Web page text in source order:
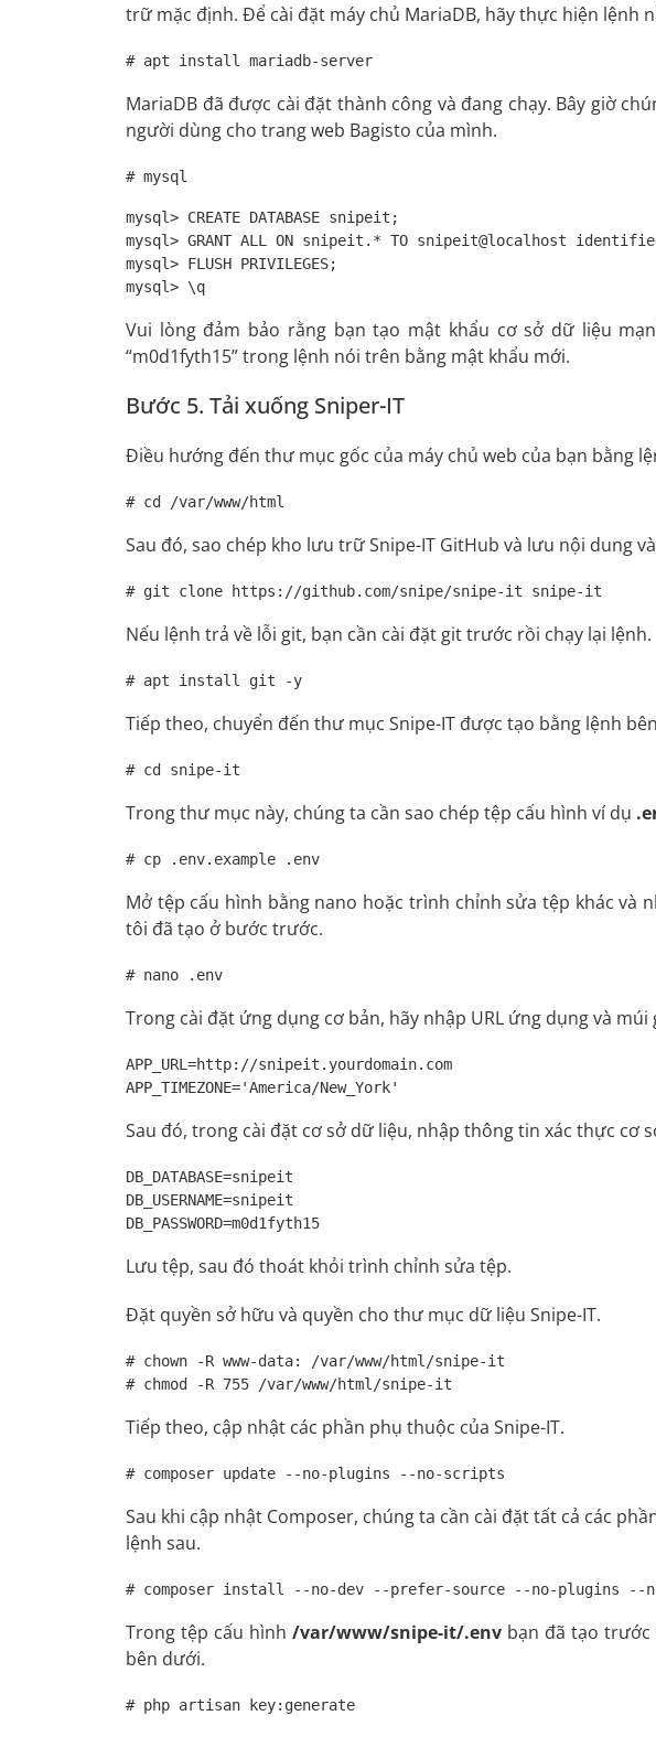
trữ mặc định. Để cài đặt máy chủ MariaDB, hãy thực hiện lệnh
# apt install mariadb-server
MariaDB đã được cài đặt thành công và đang chạy. Bây giờ
người dùng cho trang web Bagisto của mình.
# mysql
mysql> CREATE DATABASE snipeit;
mysql> GRANT ALL ON snipeit.* TO snipeit@localhost
mysql> FLUSH PRIVILEGES;
mysql> \q
Vui lòng đảm bảo rằng bạn tạo mật khẩu cơ sở dữ liệu
“m0d1fyth15” trong lệnh nói trên bằng mật khẩu mới.
Bước 5. Tải xuống Sniper-IT
Điều hướng đến thư mục gốc của máy chủ web của bạn bằng
# cd /var/www/html
Sau đó, sao chép kho lưu trữ Snipe-IT GitHub và lưu nội dung
# git clone https://github.com/snipe/snipe-it snipe-it
Nếu lệnh trả về lỗi git, bạn cần cài đặt git trước rồi chạy lại lệnh.
# apt install git -y
Tiếp theo, chuyển đến thư mục Snipe-IT được tạo bằng lệnh
# cd snipe-it
Trong thư mục này, chúng ta cần sao chép tệp cấu hình ví dụ
# cp .env.example .env
Mở tệp cấu hình bằng nano hoặc trình chỉnh sửa tệp khác và
tôi đã tạo ở bước trước.
# nano .env
Trong cài đặt ứng dụng cơ bản, hãy nhập URL ứng dụng và múi
APP_URL=http://snipeit.yourdomain.com
APP_TIMEZONE='America/New_York'
Sau đó, trong cài đặt cơ sở dữ liệu, nhập thông tin xác thực cơ
DB_DATABASE=snipeit
DB_USERNAME=snipeit
DB_PASSWORD=m0d1fyth15
Lưu tệp, sau đó thoát khỏi trình chỉnh sửa tệp.
Đặt quyền sở hữu và quyền cho thư mục dữ liệu Snipe-IT.
# chown -R www-data: /var/www/html/snipe-it
# chmod -R 755 /var/www/html/snipe-it
Tiếp theo, cập nhật các phần phụ thuộc của Snipe-IT.
# composer update --no-plugins --no-scripts
Sau khi cập nhật Composer, chúng ta cần cài đặt tất cả các
lệnh sau.
# composer install --no-dev --prefer-source --no-plugins --
Trong tệp cấu hình /var/www/snipe-it/.env bạn đã tạo
bên dưới.
# php artisan key:generate